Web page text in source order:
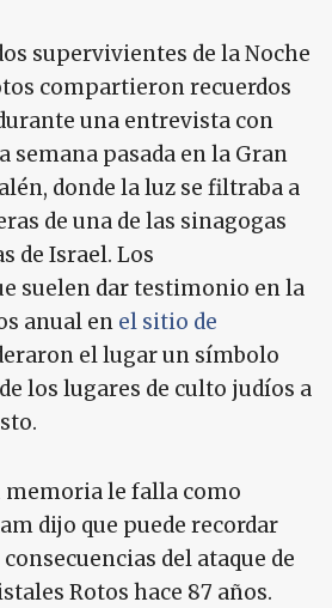
supervivientes de la Noche
compartieron recuerdos
una entrevista con
semana pasada en la Gran
donde la luz se filtraba a
de una de las sinagogas
de Israel. Los
suelen dar testimonio en la
anual en el sitio de
el lugar un símbolo
los lugares de culto judíos a
memoria le falla como
dijo que puede recordar
del ataque de
Rotos hace 87 años.